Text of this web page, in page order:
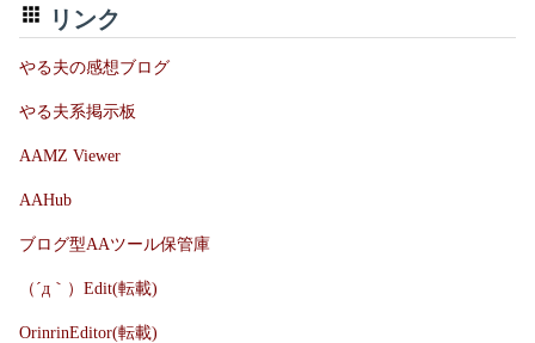
リンク
やる夫の感想ブログ
やる夫系掲示板
AAMZ Viewer
AAHub
ブログ型AAツール保管庫
（´д｀）Edit(転載)
OrinrinEditor(転載)